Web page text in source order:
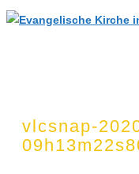
Zum
vlcsnap-